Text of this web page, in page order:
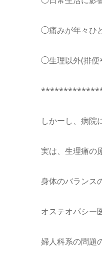
◯痛みが年々ひ
◯生理以外(排便
しかーし、病院
実は、生理痛の
身体のバランス
オステオパシー
婦人科系の問題